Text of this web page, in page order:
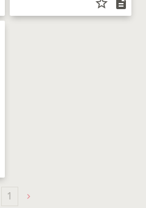
star_border description
1